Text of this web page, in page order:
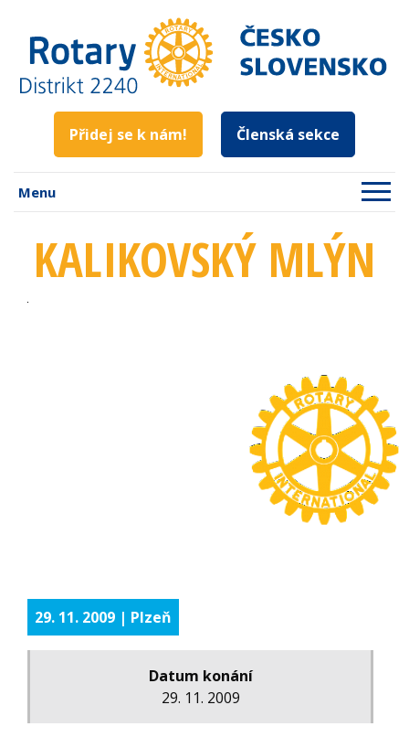
Přidej se k nám! Členská sekce
Menu
KALIKOVSKÝ MLÝN
29. 11. 2009 | Plzeň
Datum konání
29. 11. 2009